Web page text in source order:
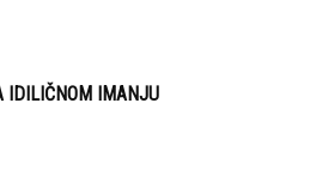
IDILIČNOM IMANJU